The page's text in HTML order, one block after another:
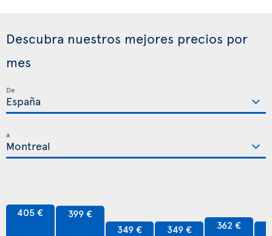
Descubra nuestros mejores precios por
mes
De
a
405 € 399 €
349 € 349 € 362 €